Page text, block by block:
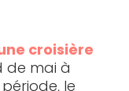
croisière
de mai à
le